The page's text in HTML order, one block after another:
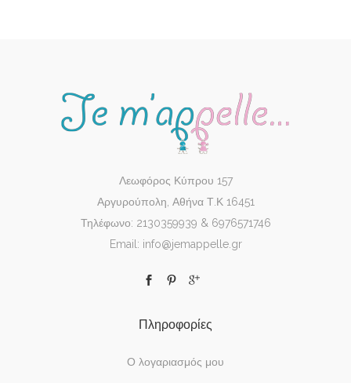
Λεωφόρος Κύπρου 157
Αργυρούπολη, Αθήνα Τ.Κ 16451
Τηλέφωνο: 2130359939 & 6976571746
Email: info@jemappelle.gr
Πληροφορίες
Ο λογαριασμός μου